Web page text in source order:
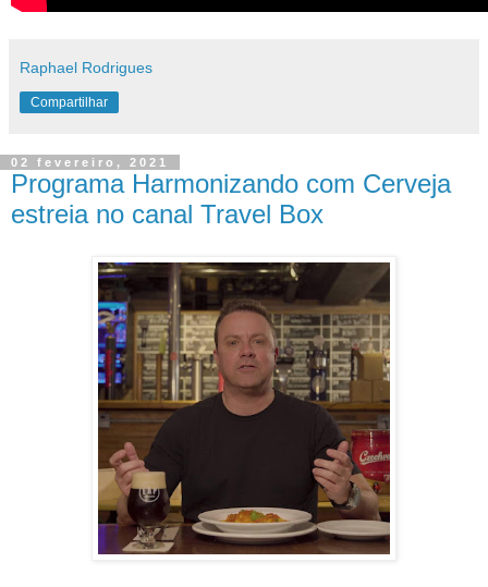
Raphael Rodrigues
Compartilhar
02 fevereiro, 2021
Programa Harmonizando com Cerveja
estreia no canal Travel Box